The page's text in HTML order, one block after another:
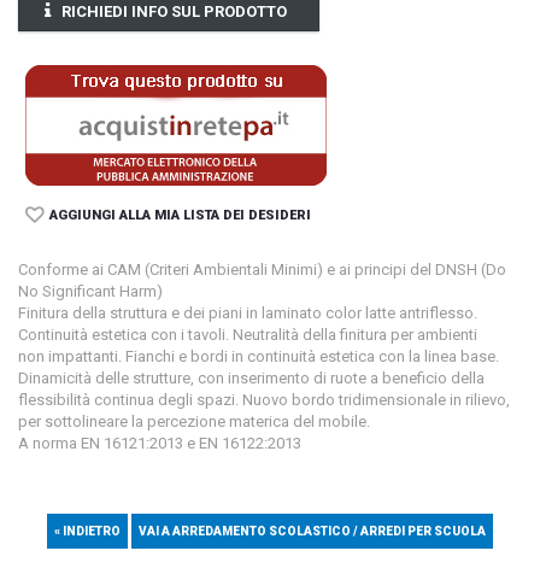
RICHIEDI INFO SUL PRODOTTO
AGGIUNGI ALLA MIA LISTA DEI DESIDERI
Conforme ai CAM (Criteri Ambientali Minimi) e ai principi del DNSH (Do
No Significant Harm)
Finitura della struttura e dei piani in laminato color latte antriflesso.
Continuità estetica con i tavoli. Neutralità della finitura per ambienti
non impattanti. Fianchi e bordi in continuità estetica con la linea base.
Dinamicità delle strutture, con inserimento di ruote a beneficio della
flessibilità continua degli spazi. Nuovo bordo tridimensionale in rilievo,
per sottolineare la percezione materica del mobile.
A norma EN 16121:2013 e EN 16122:2013
« INDIETRO VAI A ARREDAMENTO SCOLASTICO / ARREDI PER SCUOLA